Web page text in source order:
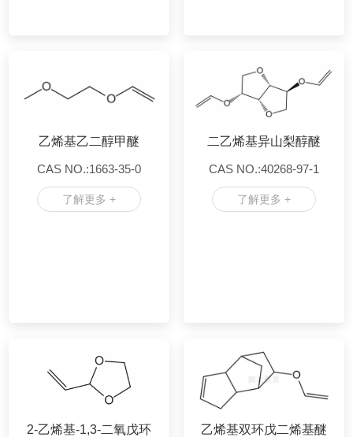
乙烯基乙二醇甲醚
CAS NO.:1663-35-0
了解更多 +
二乙烯基异山梨醇醚
CAS NO.:40268-97-1
了解更多 +
2-乙烯基-1,3-二氧戊环 乙烯基双环戊二烯基醚